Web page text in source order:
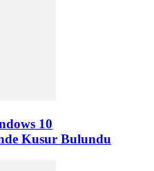
10
Kusur Bulundu